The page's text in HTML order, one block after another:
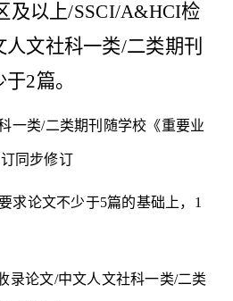
及以上/SSCI/A&HCI检
文社科一类/二类期刊
2篇。
一类/二类期刊随学校《重要业
同步修订
求论文不少于5篇的基础上，1
录论文/中文人文社科一类/二类